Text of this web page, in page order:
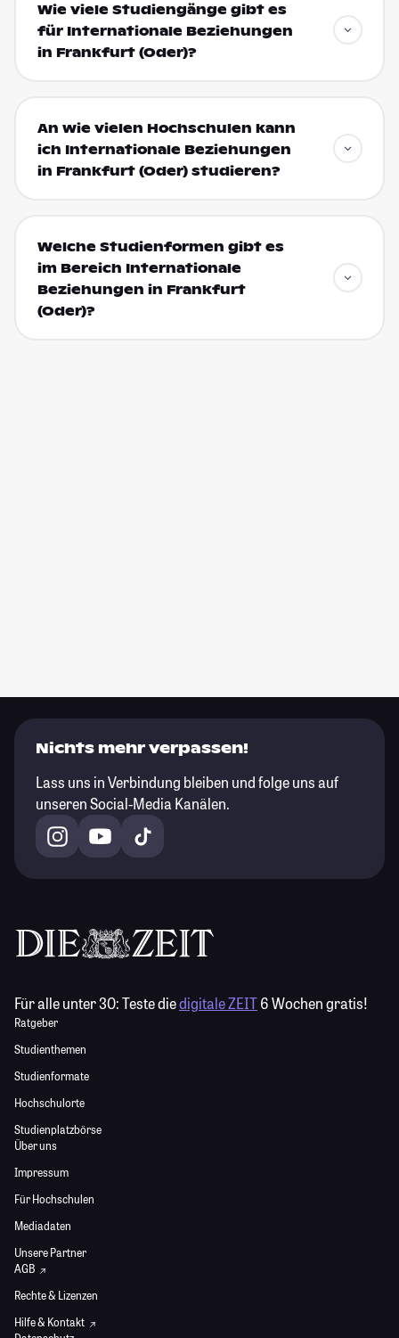
Wie viele Studiengänge gibt es
für Internationale Beziehungen
in Frankfurt (Oder)?
An wie vielen Hochschulen kann
ich Internationale Beziehungen
in Frankfurt (Oder) studieren?
Welche Studienformen gibt es
im Bereich Internationale
Beziehungen in Frankfurt
(Oder)?
Nichts mehr verpassen!
Lass uns in Verbindung bleiben und folge uns auf
unseren Social-Media Kanälen.
Für alle unter 30:Teste diedigitale ZEIT6 Wochen gratis!
Ratgeber
Studienthemen
Studienformate
Hochschulorte
Studienplatzbörse
Über uns
Impressum
Für Hochschulen
Mediadaten
Unsere Partner
AGB
Rechte & Lizenzen
Hilfe & Kontakt